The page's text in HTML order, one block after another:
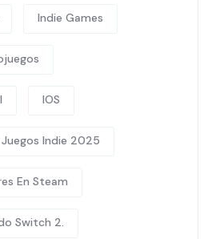
Indie Games
IOS
Juegos Indie 2025
En Steam
Switch 2.